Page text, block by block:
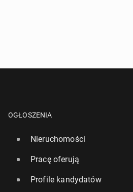
OGŁOSZENIA
Nieruchomości
Pracę oferują
Profile kandydatów